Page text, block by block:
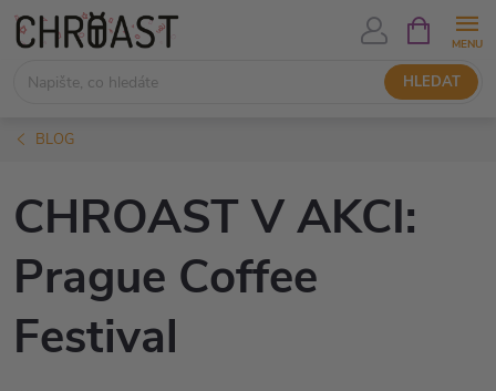
Přejít
HLEDAT
NÁKUPNÍ
KOŠÍK
BLOG
CHROAST V AKCI:
Prague Coffee
Festival